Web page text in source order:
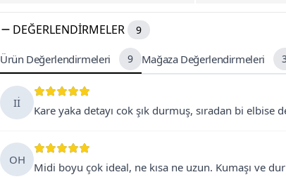
DEĞERLENDIRMELER 9
Ürün Değerlendirmeleri 9 Mağaza Değerlendirmeleri
Iİ
Kare yaka detayı cok şık durmuş, sıradan bi
OH
Midi boyu çok ideal, ne kısa ne uzun. Kumaşı ve